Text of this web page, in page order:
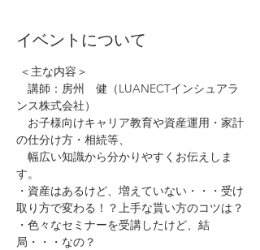
イベントについて
＜主な内容＞
講師：房州　健（LUANECTインシュアラ
ンス株式会社）
お子様向けキャリア教育や資産運用・家計
の仕分け方・相続等、
幅広い知識から分かりやすくお伝えしま
す。
・資産はあるけど、増えていない・・・受け
取り方で変わる！？上手な貰い方のコツは？
・色々なセミナーを受講したけど、結
局・・・なの？